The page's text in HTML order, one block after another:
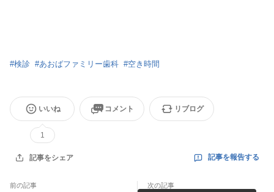
#検診 #あおばファミリー歯科 #空き時間
いいね
1
コメント リブログ
記事をシェア 記事を報告する
前の記事 次の記事